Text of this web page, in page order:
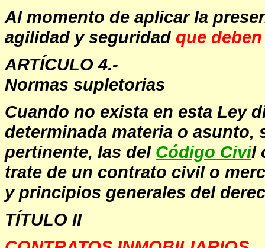
Al momento de aplicar la
agilidad y seguridad que
ARTÍCULO 4.-
Normas supletorias
Cuando no exista en esta Ley
determinada materia o asunto,
pertinente, las del Código Civil
trate de un contrato civil o
y principios generales del
TÍTULO II